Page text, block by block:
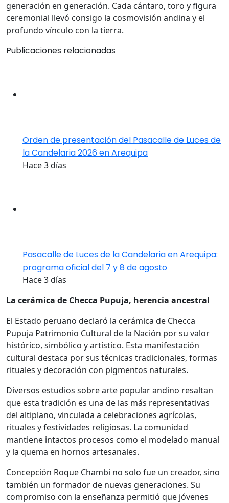
generación en generación. Cada cántaro, toro y figura
ceremonial llevó consigo la cosmovisión andina y el
profundo vínculo con la tierra.
Publicaciones relacionadas
Orden de presentación del Pasacalle de Luces de
la Candelaria 2026 en Arequipa
Hace 3 días
Pasacalle de Luces de la Candelaria en Arequipa:
programa oficial del 7 y 8 de agosto
Hace 3 días
La cerámica de Checca Pupuja, herencia ancestral
El Estado peruano declaró la cerámica de Checca
Pupuja Patrimonio Cultural de la Nación por su valor
histórico, simbólico y artístico. Esta manifestación
cultural destaca por sus técnicas tradicionales, formas
rituales y decoración con pigmentos naturales.
Diversos estudios sobre arte popular andino resaltan
que esta tradición es una de las más representativas
del altiplano, vinculada a celebraciones agrícolas,
rituales y festividades religiosas. La comunidad
mantiene intactos procesos como el modelado manual
y la quema en hornos artesanales.
Concepción Roque Chambi no solo fue un creador, sino
también un formador de nuevas generaciones. Su
compromiso con la enseñanza permitió que jóvenes